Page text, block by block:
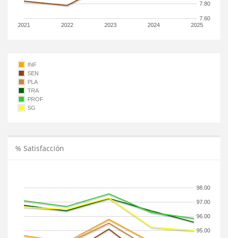
2021 2022 2023 2024 2025
7.60
7.80
INF
SEN
PLA
TRA
PROF
SG
% Satisfacción
95.00
96.00
97.00
98.00